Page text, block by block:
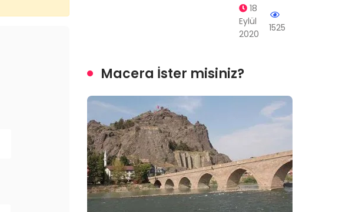
18
Eylül
2020
1525
Macera İster misiniz?